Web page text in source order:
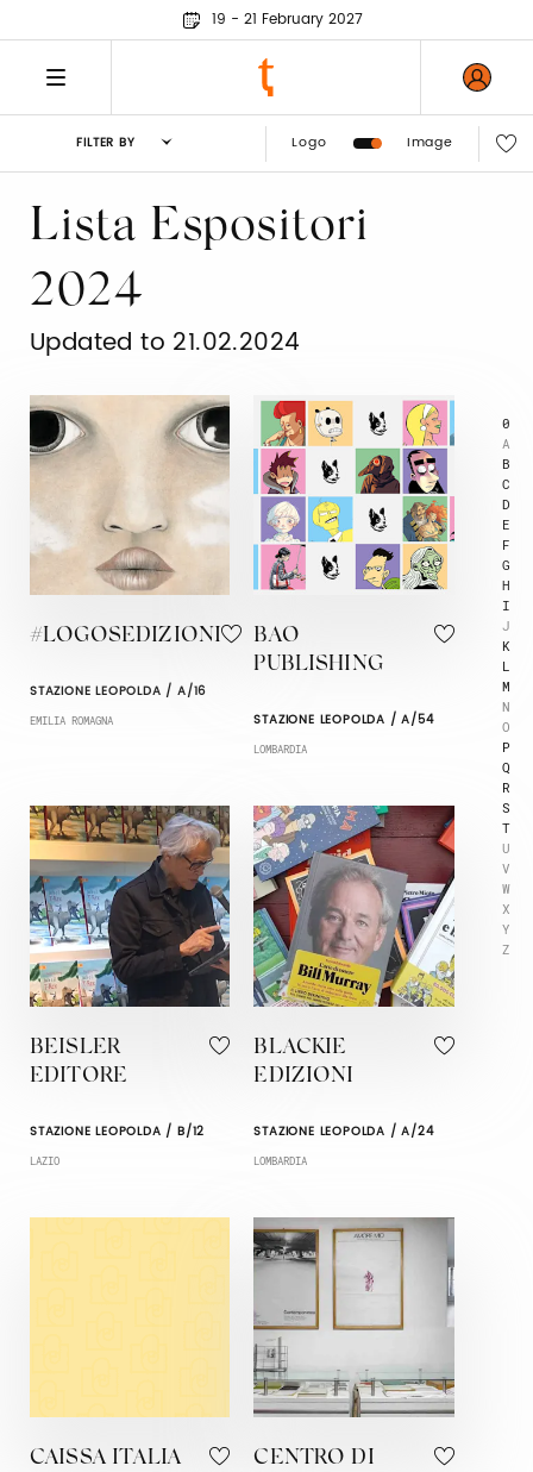
19 - 21 February 2027
FILTER BY Logo Image
0
A
B
C
D
E
F
G
H
I
J
K
L
M
N
O
P
Q
R
S
T
U
V
W
X
Y
Z
Lista Espositori
2024
Updated to 21.02.2024
#LOGOSEDIZIONI
STAZIONE LEOPOLDA / A/16
EMILIA ROMAGNA
BAO
PUBLISHING
STAZIONE LEOPOLDA / A/54
LOMBARDIA
BEISLER
EDITORE
STAZIONE LEOPOLDA / B/12
LAZIO
BLACKIE
EDIZIONI
STAZIONE LEOPOLDA / A/24
LOMBARDIA
CAISSA ITALIA
CENTRO DI